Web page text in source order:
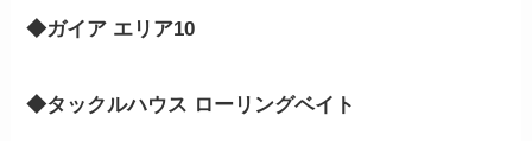
◆ガイア エリア10
◆タックルハウス ローリングベイト